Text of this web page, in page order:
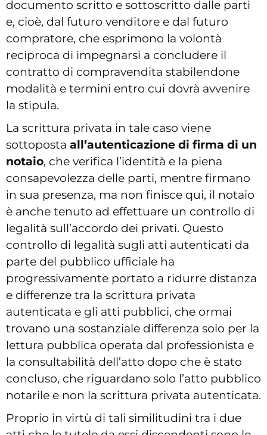
documento scritto e sottoscritto dalle parti
e, cioè, dal futuro venditore e dal futuro
compratore, che esprimono la volontà
reciproca di impegnarsi a concludere il
contratto di compravendita stabilendone
modalità e termini entro cui dovrà avvenire
la stipula.
La scrittura privata in tale caso viene
sottoposta all’autenticazione di firma di un
notaio, che verifica l’identità e la piena
consapevolezza delle parti, mentre firmano
in sua presenza, ma non finisce qui, il notaio
è anche tenuto ad effettuare un controllo di
legalità sull’accordo dei privati. Questo
controllo di legalità sugli atti autenticati da
parte del pubblico ufficiale ha
progressivamente portato a ridurre distanza
e differenze tra la scrittura privata
autenticata e gli atti pubblici, che ormai
trovano una sostanziale differenza solo per la
lettura pubblica operata dal professionista e
la consultabilità dell’atto dopo che è stato
concluso, che riguardano solo l’atto pubblico
notarile e non la scrittura privata autenticata.
Proprio in virtù di tali similitudini tra i due